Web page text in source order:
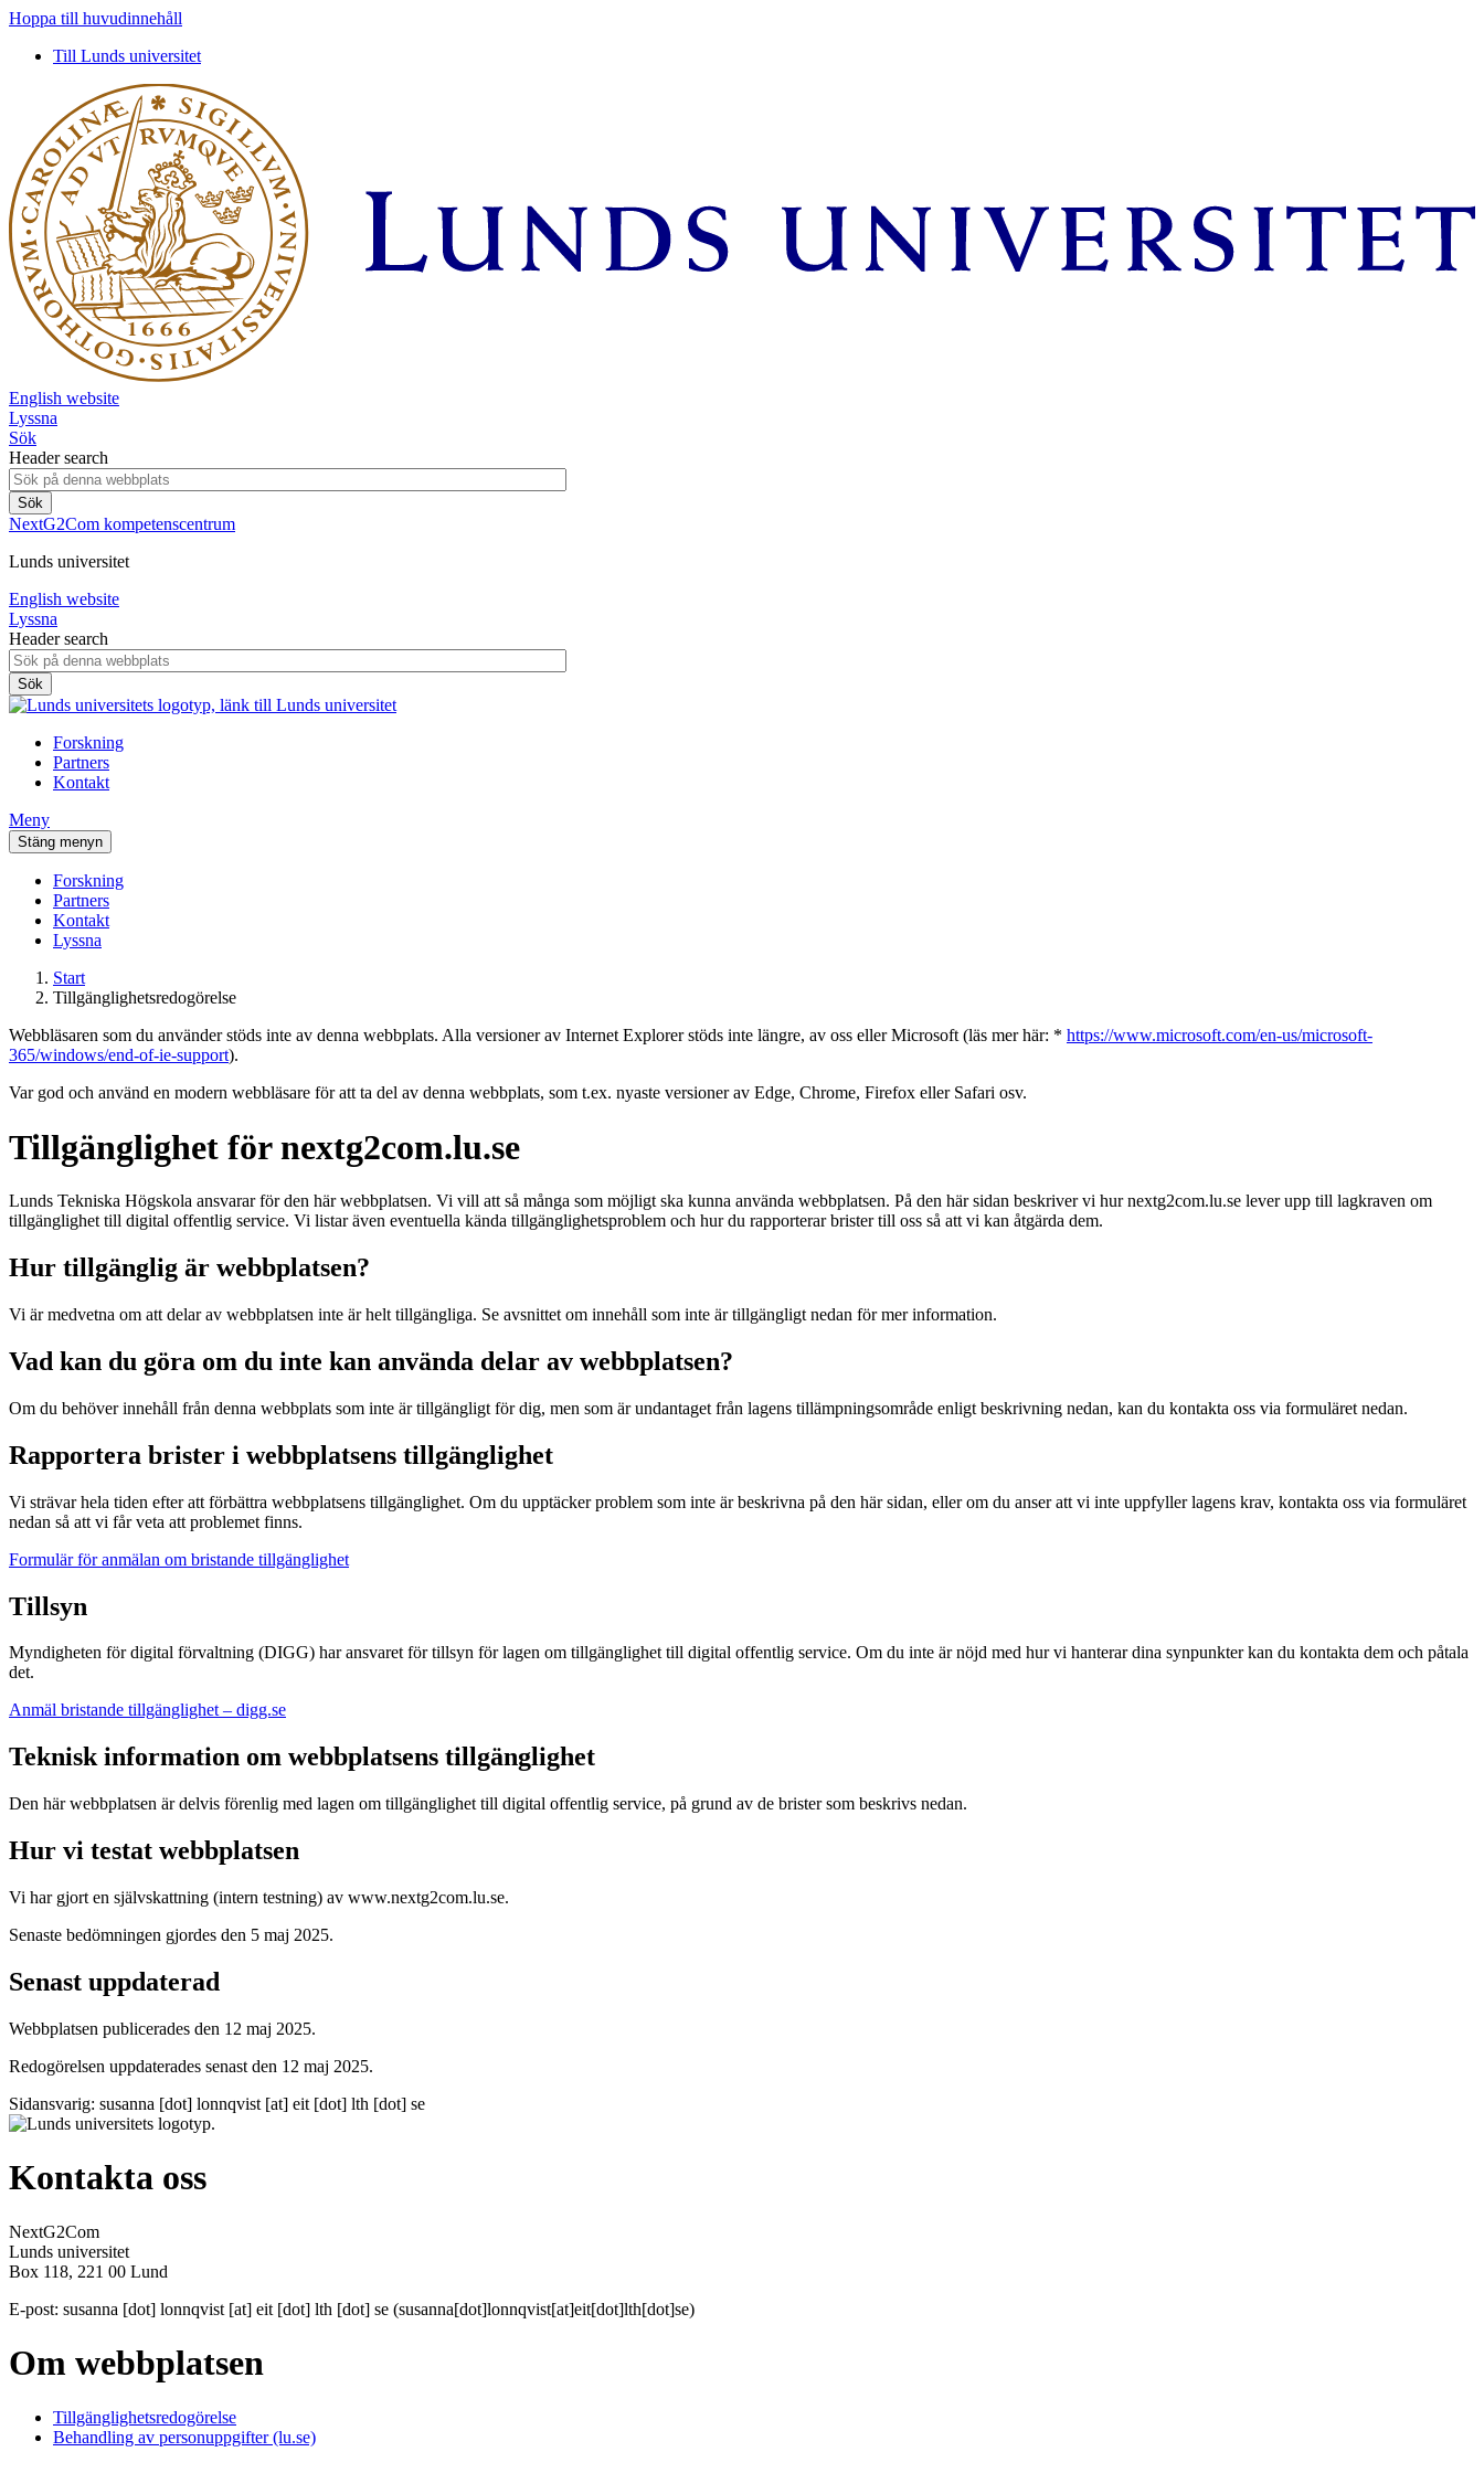
Hoppa till huvudinnehåll
Till Lunds universitet
English website
Lyssna
Sök
Header search
NextG2Com kompetenscentrum
Lunds universitet
English website
Lyssna
Header search
Forskning
Partners
Kontakt
Meny
Stäng menyn
Forskning
Partners
Kontakt
Lyssna
Start
Tillgänglighetsredogörelse
Webbläsaren som du använder stöds inte av denna webbplats. Alla versioner av Internet Explorer stöds inte längre, av oss eller Microsoft (läs mer här: * https://www.microsoft.com/en-us/microsoft-
365/windows/end-of-ie-support).
Var god och använd en modern webbläsare för att ta del av denna webbplats, som t.ex. nyaste versioner av Edge, Chrome, Firefox eller Safari osv.
Tillgänglighet för nextg2com.lu.se
Lunds Tekniska Högskola ansvarar för den här webbplatsen. Vi vill att så många som möjligt ska kunna använda webbplatsen. På den här sidan beskriver vi hur nextg2com.lu.se lever upp till lagkraven om
tillgänglighet till digital offentlig service. Vi listar även eventuella kända tillgänglighetsproblem och hur du rapporterar brister till oss så att vi kan åtgärda dem.
Hur tillgänglig är webbplatsen?
Vi är medvetna om att delar av webbplatsen inte är helt tillgängliga. Se avsnittet om innehåll som inte är tillgängligt nedan för mer information.
Vad kan du göra om du inte kan använda delar av webbplatsen?
Om du behöver innehåll från denna webbplats som inte är tillgängligt för dig, men som är undantaget från lagens tillämpningsområde enligt beskrivning nedan, kan du kontakta oss via formuläret nedan.
Rapportera brister i webbplatsens tillgänglighet
Vi strävar hela tiden efter att förbättra webbplatsens tillgänglighet. Om du upptäcker problem som inte är beskrivna på den här sidan, eller om du anser att vi inte uppfyller lagens krav, kontakta oss via formuläret
nedan så att vi får veta att problemet finns.
Formulär för anmälan om bristande tillgänglighet
Tillsyn
Myndigheten för digital förvaltning (DIGG) har ansvaret för tillsyn för lagen om tillgänglighet till digital offentlig service. Om du inte är nöjd med hur vi hanterar dina synpunkter kan du kontakta dem och påtala
det.
Anmäl bristande tillgänglighet – digg.se
Teknisk information om webbplatsens tillgänglighet
Den här webbplatsen är delvis förenlig med lagen om tillgänglighet till digital offentlig service, på grund av de brister som beskrivs nedan.
Hur vi testat webbplatsen
Vi har gjort en självskattning (intern testning) av www.nextg2com.lu.se.
Senaste bedömningen gjordes den 5 maj 2025.
Senast uppdaterad
Webbplatsen publicerades den 12 maj 2025.
Redogörelsen uppdaterades senast den 12 maj 2025.
Sidansvarig: susanna [dot] lonnqvist [at] eit [dot] lth [dot] se
Kontakta oss
NextG2Com
Lunds universitet
Box 118, 221 00 Lund
E-post: susanna [dot] lonnqvist [at] eit [dot] lth [dot] se (susanna[dot]lonnqvist[at]eit[dot]lth[dot]se)
Om webbplatsen
Tillgänglighetsredogörelse
Behandling av personuppgifter (lu.se)